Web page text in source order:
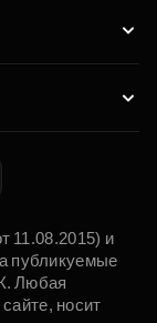
11.08.2015) и
публикуемые
Любая
носит